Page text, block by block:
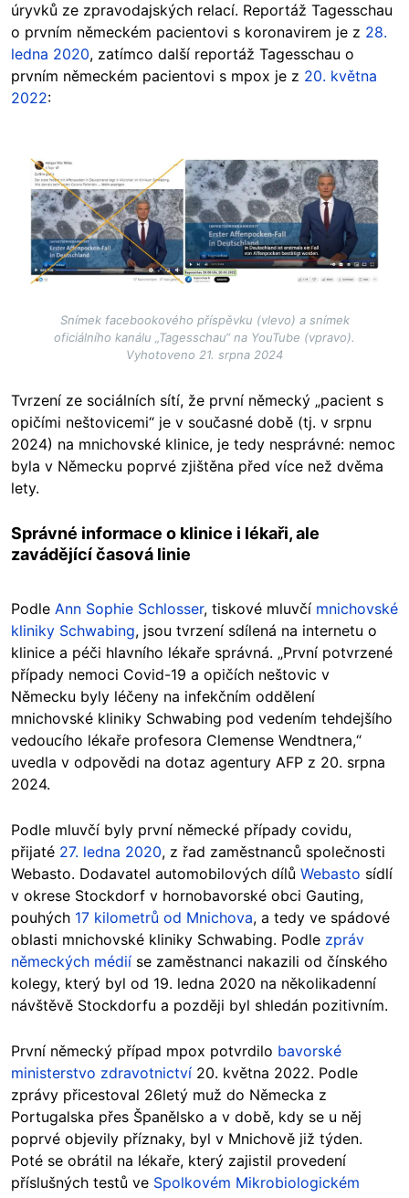
úryvků ze zpravodajských relací. Reportáž Tagesschau
o prvním německém pacientovi s koronavirem je z 28.
ledna 2020, zatímco další reportáž Tagesschau o
prvním německém pacientovi s mpox je z 20. května
2022:
Image
Snímek facebookového příspěvku (vlevo) a snímek
oficiálního kanálu „Tagesschau“ na YouTube (vpravo).
Vyhotoveno 21. srpna 2024
Tvrzení ze sociálních sítí, že první německý „pacient s
opičími neštovicemi“ je v současné době (tj. v srpnu
2024) na mnichovské klinice, je tedy nesprávné: nemoc
byla v Německu poprvé zjištěna před více než dvěma
lety.
Správné informace o klinice i lékaři, ale
zavádějící časová linie
Podle Ann Sophie Schlosser, tiskové mluvčí mnichovské
kliniky Schwabing, jsou tvrzení sdílená na internetu o
klinice a péči hlavního lékaře správná. „První potvrzené
případy nemoci Covid-19 a opičích neštovic v
Německu byly léčeny na infekčním oddělení
mnichovské kliniky Schwabing pod vedením tehdejšího
vedoucího lékaře profesora Clemense Wendtnera,“
uvedla v odpovědi na dotaz agentury AFP z 20. srpna
2024.
Podle mluvčí byly první německé případy covidu,
přijaté 27. ledna 2020, z řad zaměstnanců společnosti
Webasto. Dodavatel automobilových dílů Webasto sídlí
v okrese Stockdorf v hornobavorské obci Gauting,
pouhých 17 kilometrů od Mnichova, a tedy ve spádové
oblasti mnichovské kliniky Schwabing. Podle zpráv
německých médií se zaměstnanci nakazili od čínského
kolegy, který byl od 19. ledna 2020 na několikadenní
návštěvě Stockdorfu a později byl shledán pozitivním.
První německý případ mpox potvrdilo bavorské
ministerstvo zdravotnictví 20. května 2022. Podle
zprávy přicestoval 26letý muž do Německa z
Portugalska přes Španělsko a v době, kdy se u něj
poprvé objevily příznaky, byl v Mnichově již týden.
Poté se obrátil na lékaře, který zajistil provedení
příslušných testů ve Spolkovém Mikrobiologickém